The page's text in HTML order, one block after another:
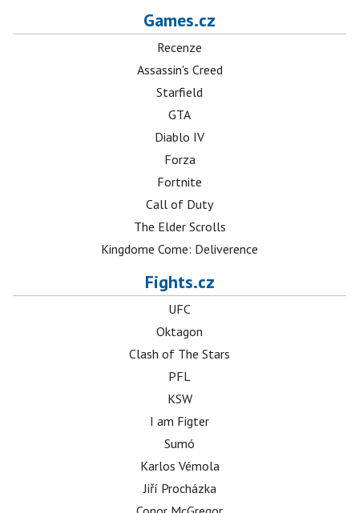
Games.cz
Recenze
Assassin's Creed
Starfield
GTA
Diablo IV
Forza
Fortnite
Call of Duty
The Elder Scrolls
Kingdome Come: Deliverence
Fights.cz
UFC
Oktagon
Clash of The Stars
PFL
KSW
I am Figter
Sumó
Karlos Vémola
Jiří Procházka